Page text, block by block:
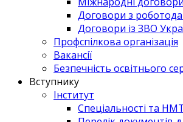
Договори з
Договори із ЗВО
Профспілкова організація
Вакансії
Безпечність освітнього
Вступнику
Інститут
Спеціальності та